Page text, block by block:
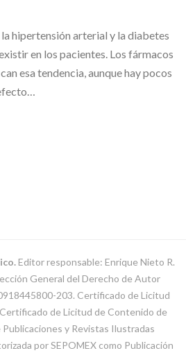
hipertensión arterial y la diabetes
en los pacientes. Los fármacos
esa tendencia, aunque hay pocos
Editor responsable: Enrique Nieto R.
General del Derecho de Autor
203. Certificado de Licitud
de Licitud de Contenido de
y Revistas Ilustradas
por SEPOMEX como Publicación